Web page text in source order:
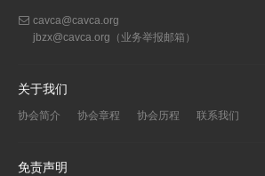
cavca@cavca.org
jbzx@cavca.org （业务举报邮箱）
关于我们
协会简介 协会章程 协会历程 联系我们
免责声明